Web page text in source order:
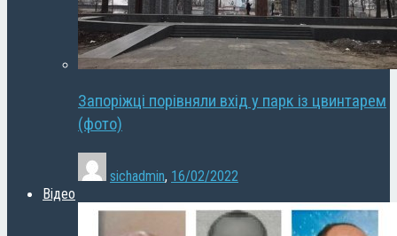
Запоріжці порівняли вхід у парк із цвинтарем
(фото)
sichadmin, 16/02/2022
Відео